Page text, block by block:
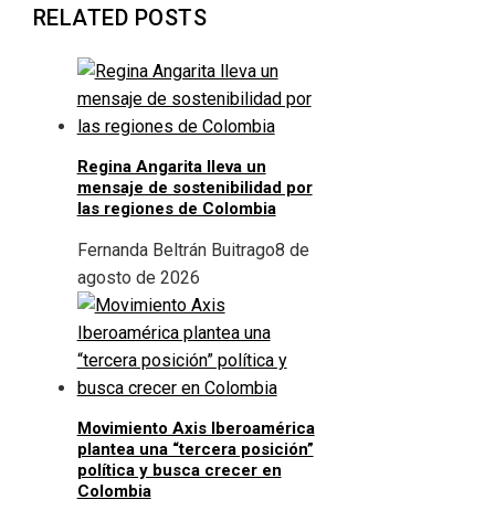
RELATED POSTS
Regina Angarita lleva un
mensaje de sostenibilidad por
las regiones de Colombia
Fernanda Beltrán Buitrago8 de
agosto de 2026
Movimiento Axis Iberoamérica
plantea una “tercera posición”
política y busca crecer en
Colombia